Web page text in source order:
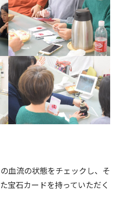
血流の状態をチェックし、そ
宝石カードを持っていただく